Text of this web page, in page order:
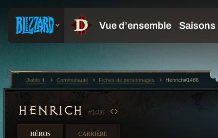
HENRICH #1486
HÉROS CARRIÈRE
Diablo III Communauté Fiches de personnages Henrich#1486